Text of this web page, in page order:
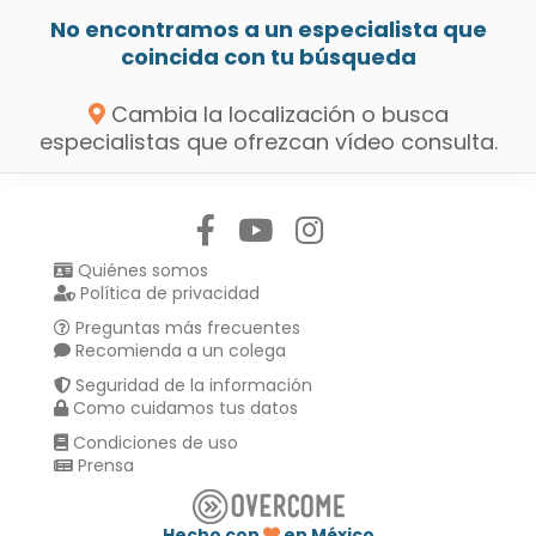
No encontramos a un especialista que
coincida con tu búsqueda
Cambia la localización o busca
especialistas que ofrezcan vídeo consulta.
Quiénes somos
Política de privacidad
Preguntas más frecuentes
Recomienda a un colega
Seguridad de la información
Como cuidamos tus datos
Condiciones de uso
Prensa